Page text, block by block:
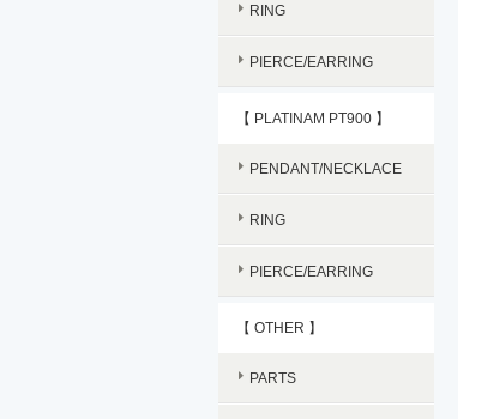
RING
PIERCE/EARRING
【 PLATINAM PT900 】
PENDANT/NECKLACE
RING
PIERCE/EARRING
【 OTHER 】
PARTS